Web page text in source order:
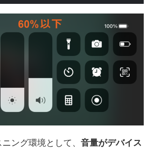
ング環境として、 音量がデバイス